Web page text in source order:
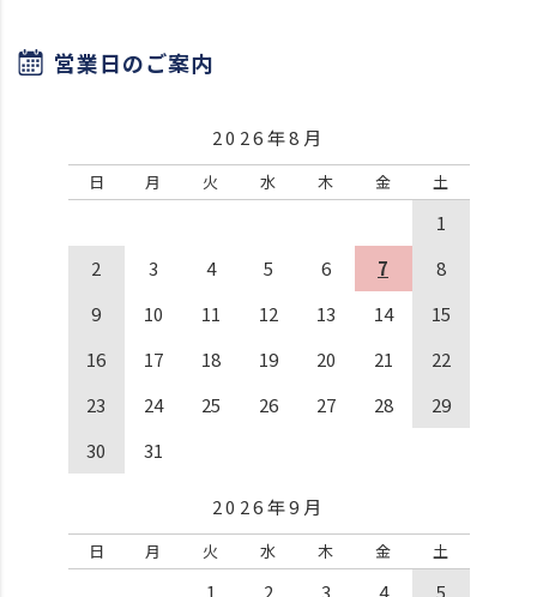
営業日のご案内
2026年8月
日 月 火 水 木 金 土
1
2
3 4 5 6 7
8
9
10 11 12 13 14
15
16
17 18 19 20 21
22
23
24 25 26 27 28
29
30
31
2026年9月
日 月 火 水 木 金 土
1 2 3 4
5